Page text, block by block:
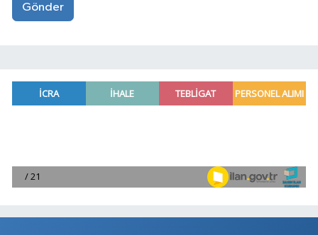
Gönder